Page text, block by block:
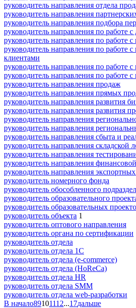
руководитель направления отдела
руководитель направления
руководитель направления подбора
руководитель направления по работе
руководитель направления по работе
руководитель направления по работе
клиентами
руководитель направления по работе с
руководитель направления по работе
руководитель направления продаж
руководитель направления прямых
руководитель направления развития
руководитель направления развития
руководитель направления
руководитель направления
руководитель направления сбыта и
руководитель направления складской
руководитель направления
руководитель направления
руководитель направления
руководитель номерного фонда
руководитель обособленного
руководитель образовательного
руководитель образовательных
руководитель объекта 1
руководитель оптового направления
руководитель органа по сертификации
руководитель отдела
руководитель отдела 1С
руководитель отдела (e-commerce)
руководитель отдела (HoReCa)
руководитель отдела HR
руководитель отдела SMM
руководитель отдела web-разработки
В начало89101112...17дальше